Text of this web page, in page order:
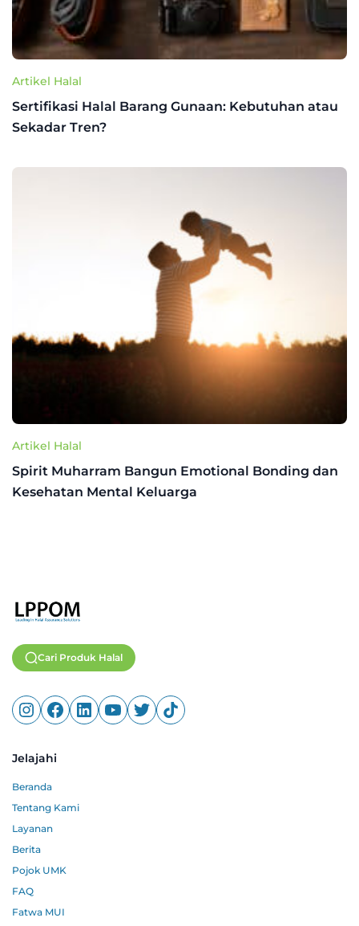
Artikel Halal
Sertifikasi Halal Barang Gunaan: Kebutuhan atau
Sekadar Tren?
Artikel Halal
Spirit Muharram Bangun Emotional Bonding dan
Kesehatan Mental Keluarga
Cari Produk Halal
Jelajahi
Beranda
Tentang Kami
Layanan
Berita
Pojok UMK
FAQ
Fatwa MUI